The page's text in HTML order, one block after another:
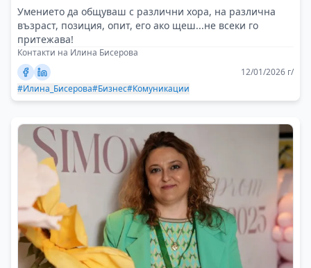
Умението да общуваш с различни хора, на различна
възраст, позиция, опит, его ако щеш...не всеки го
притежава!
Контакти на Илина Бисерова
12/01/2026 г/
#Илина_Бисерова#Бизнес#Комуникации